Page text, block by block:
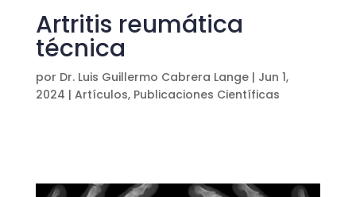
Artritis reumática
técnica
por Dr. Luis Guillermo Cabrera Lange| Jun 1,
2024 | Artículos, Publicaciones Científicas